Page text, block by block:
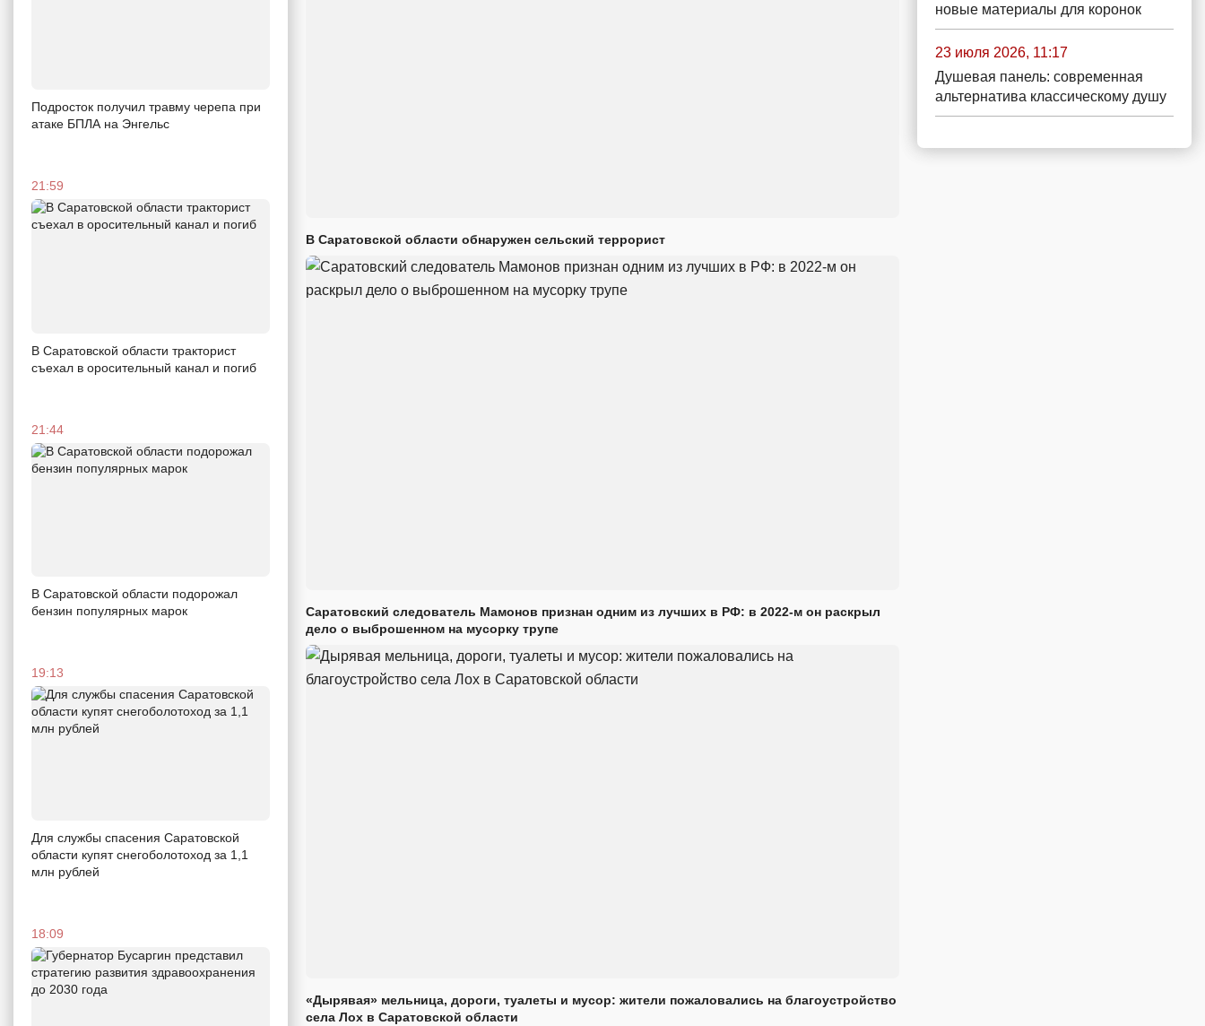
Подросток получил травму черепа при
атаке БПЛА на Энгельс
21:59
В Саратовской области тракторист
съехал в оросительный канал и погиб
21:44
В Саратовской области подорожал
бензин популярных марок
19:13
Для службы спасения Саратовской
области купят снегоболотоход за 1,1
млн рублей
18:09
В Саратовской области обнаружен сельский террорист
Саратовский следователь Мамонов признан одним из лучших в РФ: в 2022-м он раскрыл
дело о выброшенном на мусорку трупе
«Дырявая» мельница, дороги, туалеты и мусор: жители пожаловались на благоустройство
села Лох в Саратовской области
новые материалы для коронок
23 июля 2026, 11:17
Душевая панель: современная
альтернатива классическому душу